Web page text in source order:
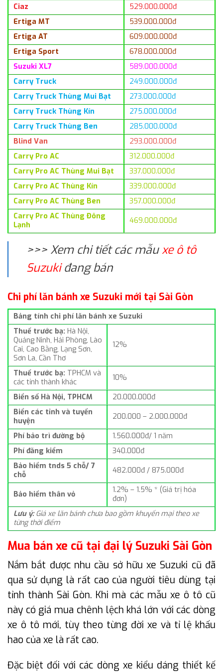
Ciaz
529.000.000đ
Ertiga MT
539.000.000đ
Ertiga AT
609.000.000đ
Ertiga Sport
678.000.000đ
Suzuki XL7
589.000.000đ
Carry Truck
249.000.000đ
Carry Truck Thùng Mui Bạt
273.000.000đ
Carry Truck Thùng Kín
275.000.000đ
Carry Truck Thùng Ben
285.000.000đ
Blind Van
293.000.000đ
Carry Pro AC
312.000.000đ
Carry Pro AC Thùng Mui Bạt
337.000.000đ
Carry Pro AC Thùng Kín
339.000.000đ
Carry Pro AC Thùng Ben
357.000.000đ
Carry Pro AC Thùng Đông
Lạnh
469.000.000đ
>>> Xem chi tiết các mẫuxe ô tô
Suzukiđang bán
Chi phí lăn bánh xe Suzuki mới tại Sài Gòn
Bảng tính chi phí lăn bánh xe Suzuki
Thuế trước bạ: Hà Nội,
Quảng Ninh, Hải Phòng, Lào
Cai, Cao Bằng, Lạng Sơn,
Sơn La, Cần Thơ
12%
Thuế trước bạ: TPHCM và
các tỉnh thành khác
10%
Biển số Hà Nội, TPHCM
20.000.000đ
Biển các tỉnh và tuyến
huyện
200.000 – 2.000.000đ
Phí bảo trì đường bộ
1.560.000đ/ 1 năm
Phí đăng kiểm
340.000đ
Bảo hiểm tnds 5 chỗ/ 7
chỗ
482.000đ / 875.000đ
Bảo hiểm thân vỏ
1.2% – 1.5% * (Giá trị hóa
đơn)
Lưu ý:Giá xe lăn bánh chưa bao gồm khuyến mại theo xe
từng thời điểm
Mua bán xe cũ tại đại lý Suzuki Sài Gòn
Nắm bắt được nhu cầu sở hữu xe Suzuki cũ đã
qua sử dụng là rất cao của người tiêu dùng tại
tỉnh thành Sài Gòn. Khi mà các mẫu xe ô tô cũ
này có giá mua chênh lệch khá lớn với các dòng
xe ô tô mới, tùy theo từng đời xe và tỉ lệ khấu
hao của xe là rất cao.
Đặc biệt đối với các dòng xe kiểu dáng thiết kế